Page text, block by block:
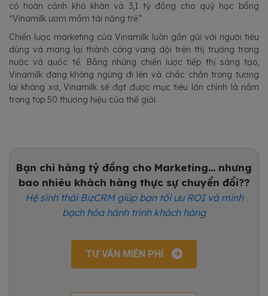
có hoàn cảnh khó khăn và 3,1 tỷ đồng cho quỹ học bổng
“Vinamilk ươm mầm tài năng trẻ”
Chiến lược marketing của Vinamilk luôn gần gũi với người tiêu
dùng và mang lại thành công vang dội trên thị trường trong
nước và quốc tế. Bằng những chiến lược tiếp thị sáng tạo,
Vinamilk đang không ngừng đi lên và chắc chắn trong tương
lai không xa, Vinamilk sẽ đạt được mục tiêu lớn chính là nằm
trong top 50 thương hiệu của thế giới.
Bạn chi hàng tỷ đồng cho Marketing... nhưng
bao nhiêu khách hàng thực sự chuyển đổi??
Hệ sinh thái BizCRM giúp bạn tối ưu ROI và minh
bạch hóa hành trình khách hàng
TƯ VẤN MIỄN PHÍ